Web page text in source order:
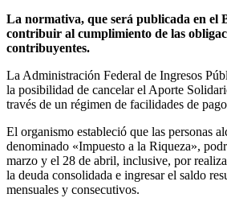
La normativa, que será publicada en el
contribuir al cumplimiento de las
contribuyentes.
La Administración Federal de Ingresos
la posibilidad de cancelar el Aporte
través de un régimen de facilidades de
El organismo estableció que las personas
denominado «Impuesto a la Riqueza»,
marzo y el 28 de abril, inclusive, por
la deuda consolidada e ingresar el saldo
mensuales y consecutivos.